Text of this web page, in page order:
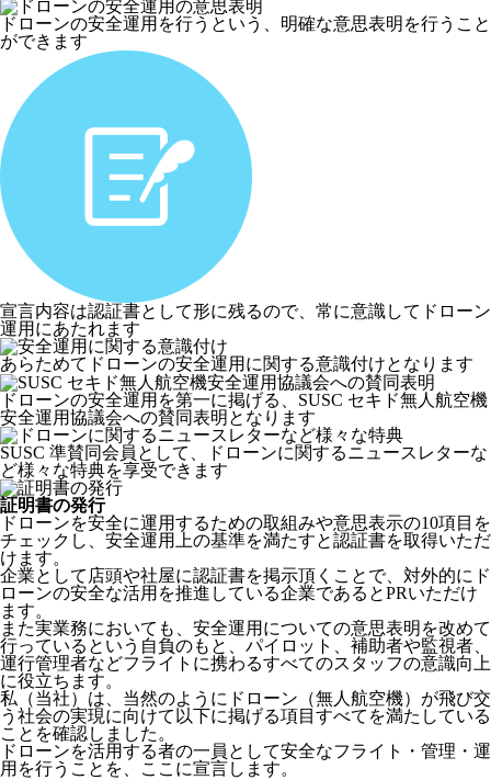
ドローンの安全運用を行うという、明確な意思表明を行うこと
ができます
宣言内容は認証書として形に残るので、常に意識してドローン
運用にあたれます
あらためてドローンの安全運用に関する意識付けとなります
ドローンの安全運用を第一に掲げる、SUSC セキド無人航空機
安全運用協議会への賛同表明となります
SUSC 準賛同会員として、ドローンに関するニュースレターな
ど様々な特典を享受できます
証明書の発行
ドローンを安全に運用するための取組みや意思表示の10項目を
チェックし、安全運用上の基準を満たすと認証書を取得いただ
けます。
企業として店頭や社屋に認証書を掲示頂くことで、対外的にド
ローンの安全な活用を推進している企業であるとPRいただけ
ます。
また実業務においても、安全運用についての意思表明を改めて
行っているという自負のもと、パイロット、補助者や監視者、
運行管理者などフライトに携わるすべてのスタッフの意識向上
に役立ちます。
私（当社）は、当然のようにドローン（無人航空機）が飛び交
う社会の実現に向けて以下に掲げる項目すべてを満たしている
ことを確認しました。
ドローンを活用する者の一員として安全なフライト・管理・運
用を行うことを、ここに宣言します。